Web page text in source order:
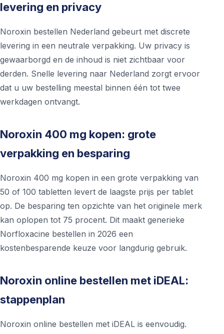
levering en privacy
Noroxin bestellen Nederland gebeurt met discrete
levering in een neutrale verpakking. Uw privacy is
gewaarborgd en de inhoud is niet zichtbaar voor
derden. Snelle levering naar Nederland zorgt ervoor
dat u uw bestelling meestal binnen één tot twee
werkdagen ontvangt.
Noroxin 400 mg kopen: grote
verpakking en besparing
Noroxin 400 mg kopen in een grote verpakking van
50 of 100 tabletten levert de laagste prijs per tablet
op. De besparing ten opzichte van het originele merk
kan oplopen tot 75 procent. Dit maakt generieke
Norfloxacine bestellen in 2026 een
kostenbesparende keuze voor langdurig gebruik.
Noroxin online bestellen met iDEAL:
stappenplan
Noroxin online bestellen met iDEAL is eenvoudig.